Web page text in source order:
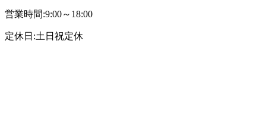
営業時間:9:00～18:00
定休日:土日祝定休